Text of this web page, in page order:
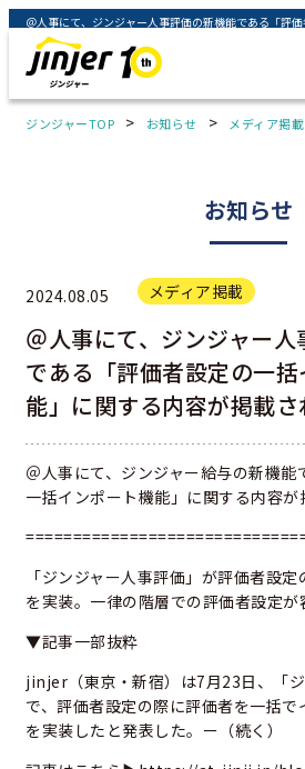
ジンジャーTOP > お知らせ > メディア掲載
お知らせ
2024.08.05 メディア掲載
＠人事にて、ジンジャー
である「評価者設定の一
能」に関する内容が掲載さ
＠人事にて、ジンジャー給与の新機能
一括インポート機能」に関する内容が
「ジンジャー人事評価」が評価者設
を実装。一律の階層での評価者設定が
▼記事一部抜粋
jinjer（東京・新宿）は7月23日、「ジ
で、評価者設定の際に評価者を一括
を実装したと発表した。ー（続く）